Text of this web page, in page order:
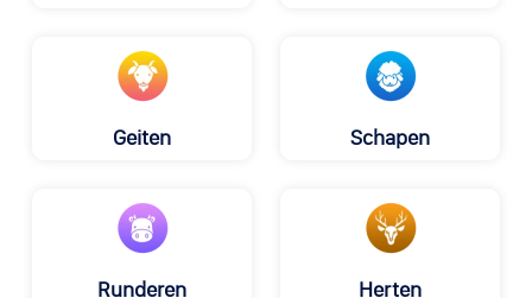
Geiten Schapen
Runderen Herten